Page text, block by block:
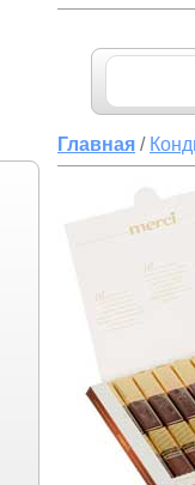
Главная /